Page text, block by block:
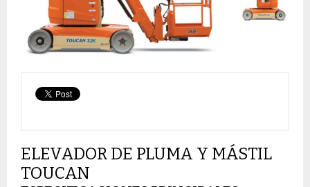
ELEVADOR DE PLUMA Y MÁSTIL
TOUCAN